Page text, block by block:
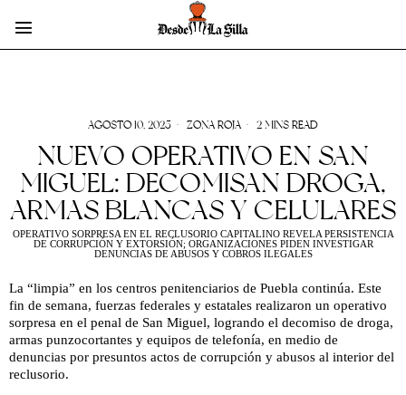
AGOSTO 10, 2025 ZONA ROJA 2 MINS READ
NUEVO OPERATIVO EN SAN
MIGUEL: DECOMISAN DROGA,
ARMAS BLANCAS Y CELULARES
OPERATIVO SORPRESA EN EL RECLUSORIO CAPITALINO REVELA PERSISTENCIA
DE CORRUPCIÓN Y EXTORSIÓN; ORGANIZACIONES PIDEN INVESTIGAR
DENUNCIAS DE ABUSOS Y COBROS ILEGALES
La “limpia” en los centros penitenciarios de Puebla continúa. Este
fin de semana, fuerzas federales y estatales realizaron un operativo
sorpresa en el penal de San Miguel, logrando el decomiso de droga,
armas punzocortantes y equipos de telefonía, en medio de
denuncias por presuntos actos de corrupción y abusos al interior del
reclusorio.